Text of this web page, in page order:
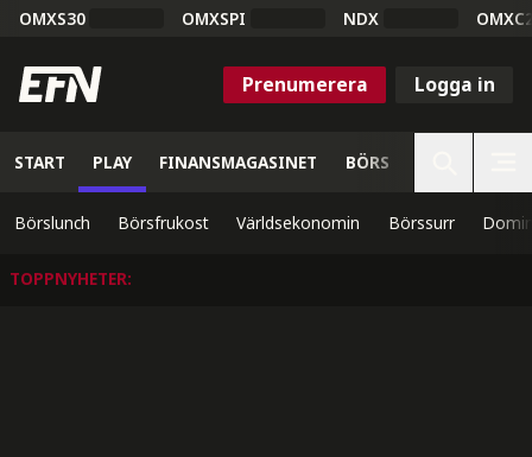
OMXS30 OMXSPI NDX
Prenumerera Logga in
START PLAY FINANSMAGASINET BÖRS
Börslunch Börsfrukost Världsekonomin Börssurr
TOPPNYHETER: